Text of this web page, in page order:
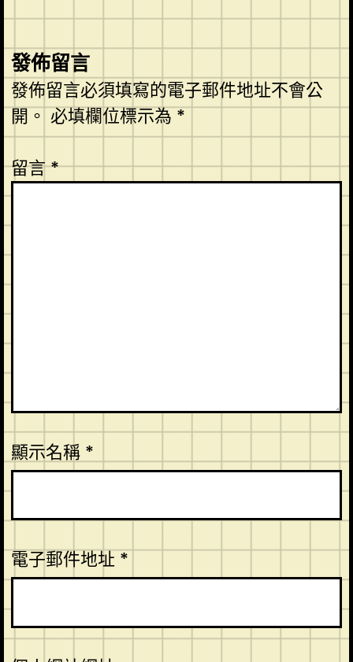
發佈留言
發佈留言必須填寫的電子郵件地址不會公
開。必填欄位標示為*
留言*
顯示名稱 *
電子郵件地址 *